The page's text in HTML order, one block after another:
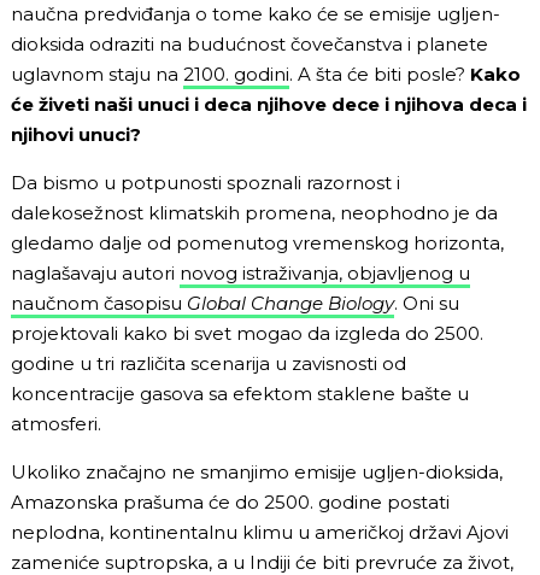
naučna predviđanja o tome kako će se emisije ugljen-
dioksida odraziti na budućnost čovečanstva i planete
uglavnom staju na 2100. godini. A šta će biti posle? Kako
će živeti naši unuci i deca njihove dece i njihova deca i
njihovi unuci?
Da bismo u potpunosti spoznali razornost i
dalekosežnost klimatskih promena, neophodno je da
gledamo dalje od pomenutog vremenskog horizonta,
naglašavaju autori novog istraživanja, objavljenog u
naučnom časopisu Global Change Biology. Oni su
projektovali kako bi svet mogao da izgleda do 2500.
godine u tri različita scenarija u zavisnosti od
koncentracije gasova sa efektom staklene bašte u
atmosferi.
Ukoliko značajno ne smanjimo emisije ugljen-dioksida,
Amazonska prašuma će do 2500. godine postati
neplodna, kontinentalnu klimu u američkoj državi Ajovi
zameniće suptropska, a u Indiji će biti prevruće za život,